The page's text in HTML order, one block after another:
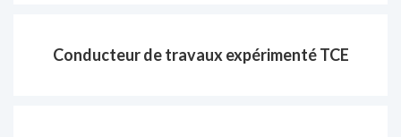
Conducteur de travaux expérimenté TCE